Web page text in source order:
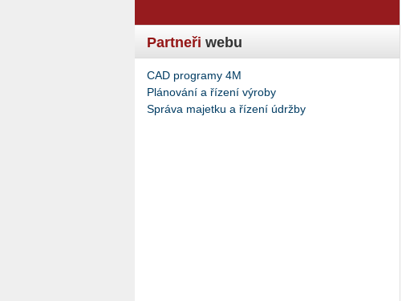
Partneři webu
CAD programy 4M
Plánování a řízení výroby
Správa majetku a řízení údržby